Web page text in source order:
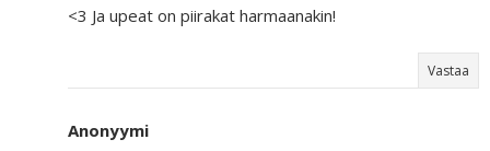
<3 Ja upeat on piirakat harmaanakin!
Vastaa
Anonyymi